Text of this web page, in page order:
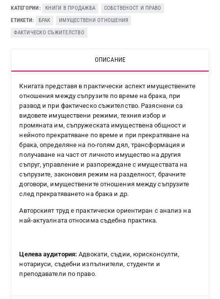
КАТЕГОРИИ
КНИГИ В ПРОДАЖБА
СОБСТВЕНОСТ И ПРАВО
ЕТИКЕТИ
БРАК ИМУЩЕСТВЕНИ ОТНОШЕНИЯ
ФАКТИЧЕСКО СЪЖИТЕЛСТВО
ОПИСАНИЕ
Книгата представя в практически аспект имуществените
отношения между съпрузите по време на брака, при
развод и при фактическо съжителство. Разяснени са
видовете имуществени режими, техния избор и
промяната им, съпружеската имуществена общност и
нейното прекратяване по време и при прекратяване на
брака, определяне на по-голям дял, трансформация и
получаване на част от личното имущество на другия
съпруг, управление и разпореждане с имуществата на
съпрузите, законовия режим на разделност, брачните
договори, имуществените отношения между съпрузите
след прекратяването на брака и др.
Авторският труд е практически ориентиран с анализ на
най-актуалната относима съдебна практика.
Целева аудитория: Адвокати, съдии, юрисконсулти,
нотариуси, съдебни изпълнители, студенти и
преподаватели по право.